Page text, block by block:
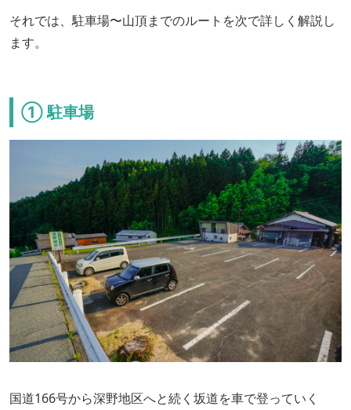
それでは、駐車場〜山頂までのルートを次で詳しく解説し
ます。
① 駐車場
国道166号から深野地区へと続く坂道を車で登っていく